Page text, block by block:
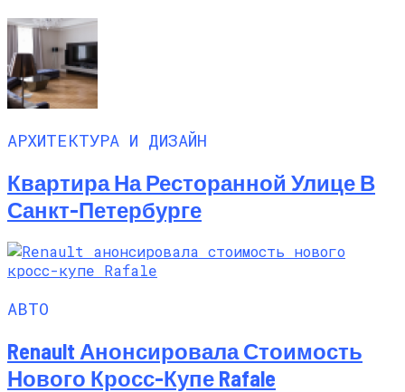
АРХИТЕКТУРА И ДИЗАЙН
Квартира На Ресторанной Улице В
Санкт-Петербурге
АВТО
Renault Анонсировала Стоимость
Нового Кросс-Купе Rafale